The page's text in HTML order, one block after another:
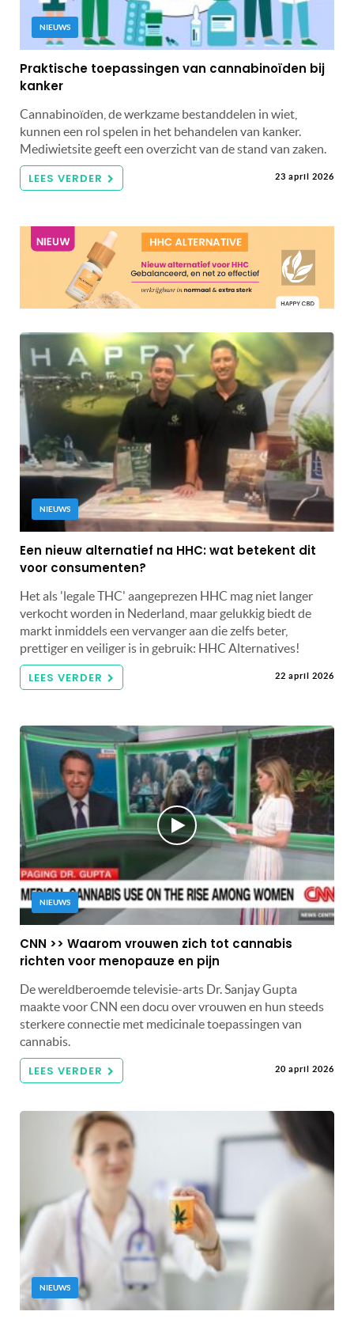
NIEUWS
Praktische toepassingen van cannabinoïden bij
kanker
Cannabinoïden, de werkzame bestanddelen in wiet,
kunnen een rol spelen in het behandelen van kanker.
Mediwietsite geeft een overzicht van de stand van zaken.
LEES VERDER 23 april 2026
NIEUWS
Een nieuw alternatief na HHC: wat betekent dit
voor consumenten?
Het als 'legale THC' aangeprezen HHC mag niet langer
verkocht worden in Nederland, maar gelukkig biedt de
markt inmiddels een vervanger aan die zelfs beter,
prettiger en veiliger is in gebruik: HHC Alternatives!
LEES VERDER 22 april 2026
NIEUWS
CNN >> Waarom vrouwen zich tot cannabis
richten voor menopauze en pijn
De wereldberoemde televisie-arts Dr. Sanjay Gupta
maakte voor CNN een docu over vrouwen en hun steeds
sterkere connectie met medicinale toepassingen van
cannabis.
LEES VERDER 20 april 2026
NIEUWS